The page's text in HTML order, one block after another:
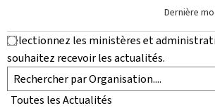
Dernière
Sélectionnez les ministères et
souhaitez recevoir les actualités.
Toutes les Actualités